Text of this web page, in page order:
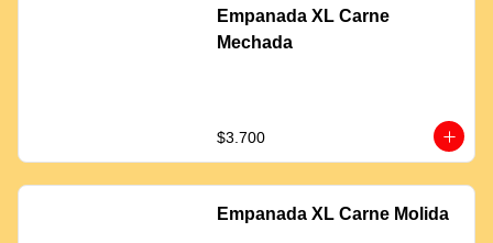
Empanada XL Carne
Mechada
$3.700
Empanada XL Carne Molida